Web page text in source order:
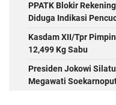
PPATK Blokir
Diduga Indikasi
Kasdam XII/Tpr
12,499 Kg Sabu
Presiden Jokowi
Megawati